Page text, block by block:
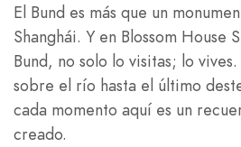
El Bund es más que un
Shanghái. Y en Blossom House
Bund, no solo lo visitas; lo
sobre el río hasta el último
cada momento aquí es un
creado.